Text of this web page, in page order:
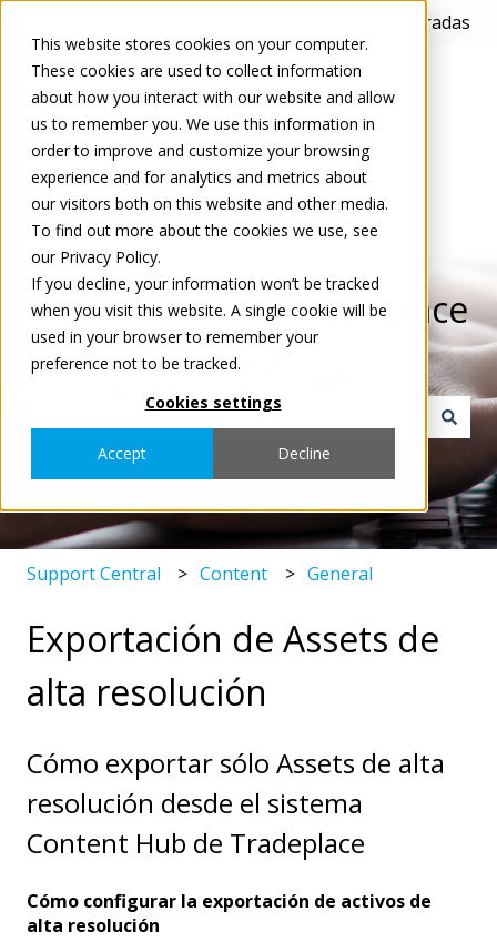
This website stores cookies on your computer.
These cookies are used to collect information
about how you interact with our website and allow
us to remember you. We use this information in
order to improve and customize your browsing
experience and for analytics and metrics about
our visitors both on this website and other media.
To find out more about the cookies we use, see
our Privacy Policy.
If you decline, your information won’t be tracked
when you visit this website. A single cookie will be
used in your browser to remember your
preference not to be tracked.
Cookies settings
Accept Decline
Traducciones de Mostrar submenú de
Acceda a sus entradas
Bienvenido a la Tradeplace
Support Central
No hay sugerencias porque el campo de búsqueda
Support Central Content General
Exportación de Assets de
alta resolución
Cómo exportar sólo Assets de alta
resolución desde el sistema
Content Hub de Tradeplace
Cómo configurar la exportación de activos de
alta resolución